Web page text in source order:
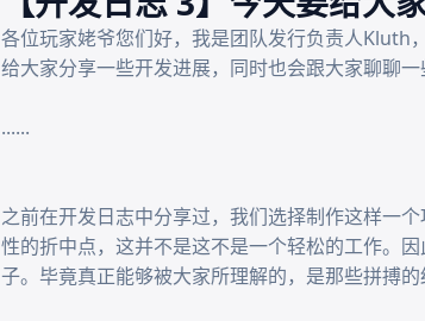
各位玩家姥爷您们好，我是团队发行负责人Kluth
给大家分享一些开发进展，同时也会跟大家聊聊
......
之前在开发日志中分享过，我们选择制作这样一
性的折中点，这并不是这不是一个轻松的工作。
子。毕竟真正能够被大家所理解的，是那些拼搏的